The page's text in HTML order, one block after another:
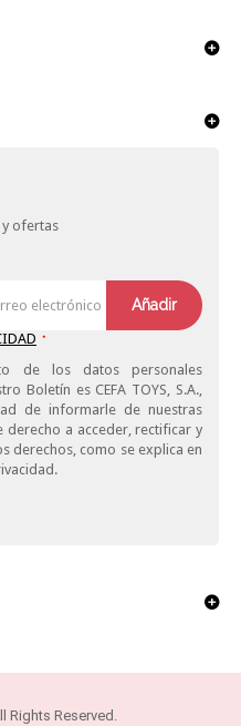
y ofertas
Añadir
*
de los datos personales
Boletín es CEFA TOYS, S.A.,
de informarle de nuestras
derecho a acceder, rectificar y
derechos, como se explica en
Rights Reserved.